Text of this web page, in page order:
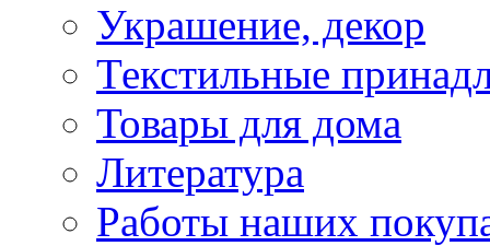
Украшение, декор
Текстильные
Товары для дома
Литература
Работы наших